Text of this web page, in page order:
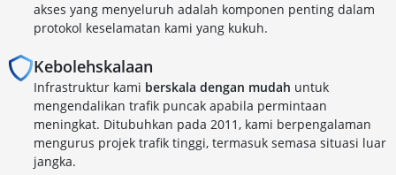
akses yang menyeluruh adalah komponen penting dalam
protokol keselamatan kami yang kukuh.
Kebolehskalaan
Infrastruktur kami berskala dengan mudah untuk
mengendalikan trafik puncak apabila permintaan
meningkat. Ditubuhkan pada 2011, kami berpengalaman
mengurus projek trafik tinggi, termasuk semasa situasi luar
jangka.